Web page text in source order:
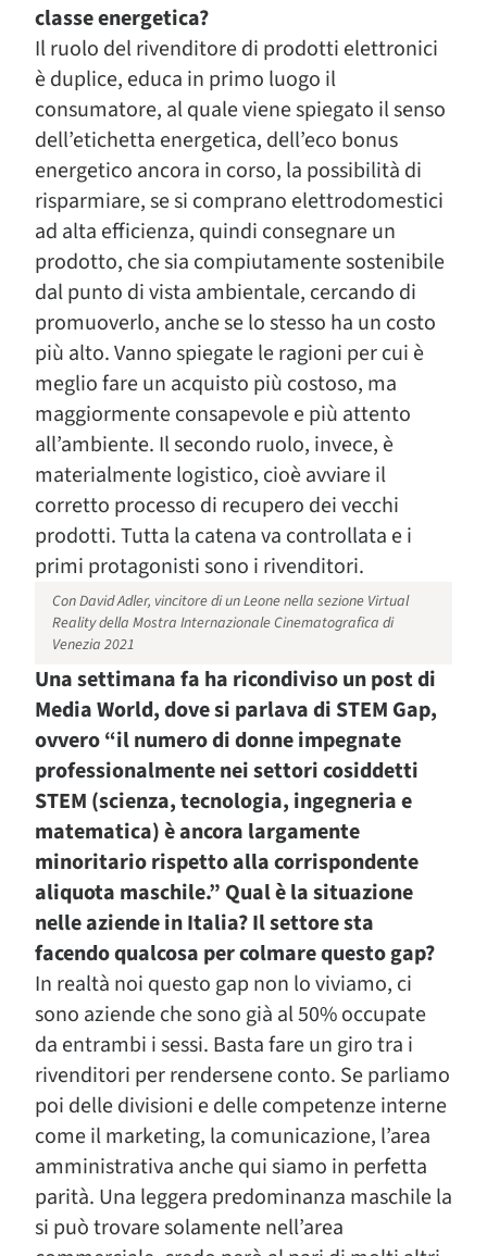
classe energetica?
Il ruolo del rivenditore di prodotti elettronici
è duplice, educa in primo luogo il
consumatore, al quale viene spiegato il senso
dell’etichetta energetica, dell’eco bonus
energetico ancora in corso, la possibilità di
risparmiare, se si comprano elettrodomestici
ad alta efficienza, quindi consegnare un
prodotto, che sia compiutamente sostenibile
dal punto di vista ambientale, cercando di
promuoverlo, anche se lo stesso ha un costo
più alto. Vanno spiegate le ragioni per cui è
meglio fare un acquisto più costoso, ma
maggiormente consapevole e più attento
all’ambiente. Il secondo ruolo, invece, è
materialmente logistico, cioè avviare il
corretto processo di recupero dei vecchi
prodotti. Tutta la catena va controllata e i
primi protagonisti sono i rivenditori.
Con David Adler, vincitore di un Leone nella sezione Virtual
Reality della Mostra Internazionale Cinematografica di
Venezia 2021
Una settimana fa ha ricondiviso un post di
Media World, dove si parlava di STEM Gap,
ovvero “il numero di donne impegnate
professionalmente nei settori cosiddetti
STEM (scienza, tecnologia, ingegneria e
matematica) è ancora largamente
minoritario rispetto alla corrispondente
aliquota maschile.” Qual è la situazione
nelle aziende in Italia? Il settore sta
facendo qualcosa per colmare questo gap?
In realtà noi questo gap non lo viviamo, ci
sono aziende che sono già al 50% occupate
da entrambi i sessi. Basta fare un giro tra i
rivenditori per rendersene conto. Se parliamo
poi delle divisioni e delle competenze interne
come il marketing, la comunicazione, l’area
amministrativa anche qui siamo in perfetta
parità. Una leggera predominanza maschile la
si può trovare solamente nell’area